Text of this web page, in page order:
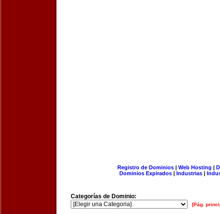
Registro de Dominios| Web Hosting |
Dominios Expirados | Industrias |
Categorías de Dominio:
[Pág.